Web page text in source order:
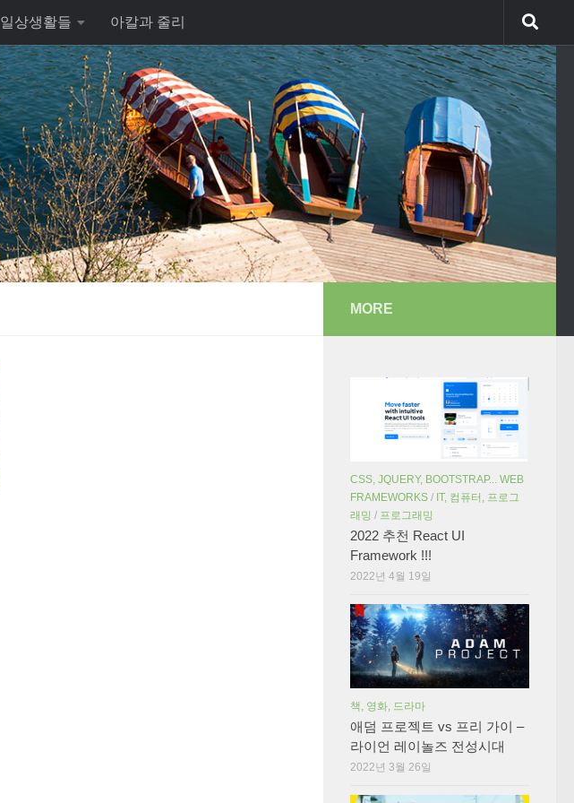
일상생활들 아칼과 줄리
MORE
CSS, JQUERY, BOOTSTRAP... WEB
FRAMEWORKS / IT, 컴퓨터, 프로그
래밍 / 프로그래밍
2022 추천 React UI
Framework !!!
2022년 4월 19일
책, 영화, 드라마
애덤 프로젝트 vs 프리 가이 –
라이언 레이놀즈 전성시대
2022년 3월 26일